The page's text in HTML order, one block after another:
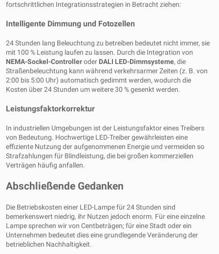
fortschrittlichen Integrationsstrategien in Betracht ziehen:
Intelligente Dimmung und Fotozellen
24 Stunden lang Beleuchtung zu betreiben bedeutet nicht immer, sie
mit 100 % Leistung laufen zu lassen. Durch die Integration von
NEMA-Sockel-Controlleroder DALI LED-Dimmsysteme, die
Straßenbeleuchtung kann während verkehrsarmer Zeiten (z. B. von
2:00 bis 5:00 Uhr) automatisch gedimmt werden, wodurch die
Kosten über 24 Stunden um weitere 30 % gesenkt werden.
Leistungsfaktorkorrektur
In industriellen Umgebungen ist der Leistungsfaktor eines Treibers
von Bedeutung. Hochwertige LED-Treiber gewährleisten eine
effiziente Nutzung der aufgenommenen Energie und vermeiden so
Strafzahlungen für Blindleistung, die bei großen kommerziellen
Verträgen häufig anfallen.
Abschließende Gedanken
Die Betriebskosten einer LED-Lampe für 24 Stunden sind
bemerkenswert niedrig, ihr Nutzen jedoch enorm. Für eine einzelne
Lampe sprechen wir von Centbeträgen; für eine Stadt oder ein
Unternehmen bedeutet dies eine grundlegende Veränderung der
betrieblichen Nachhaltigkeit.